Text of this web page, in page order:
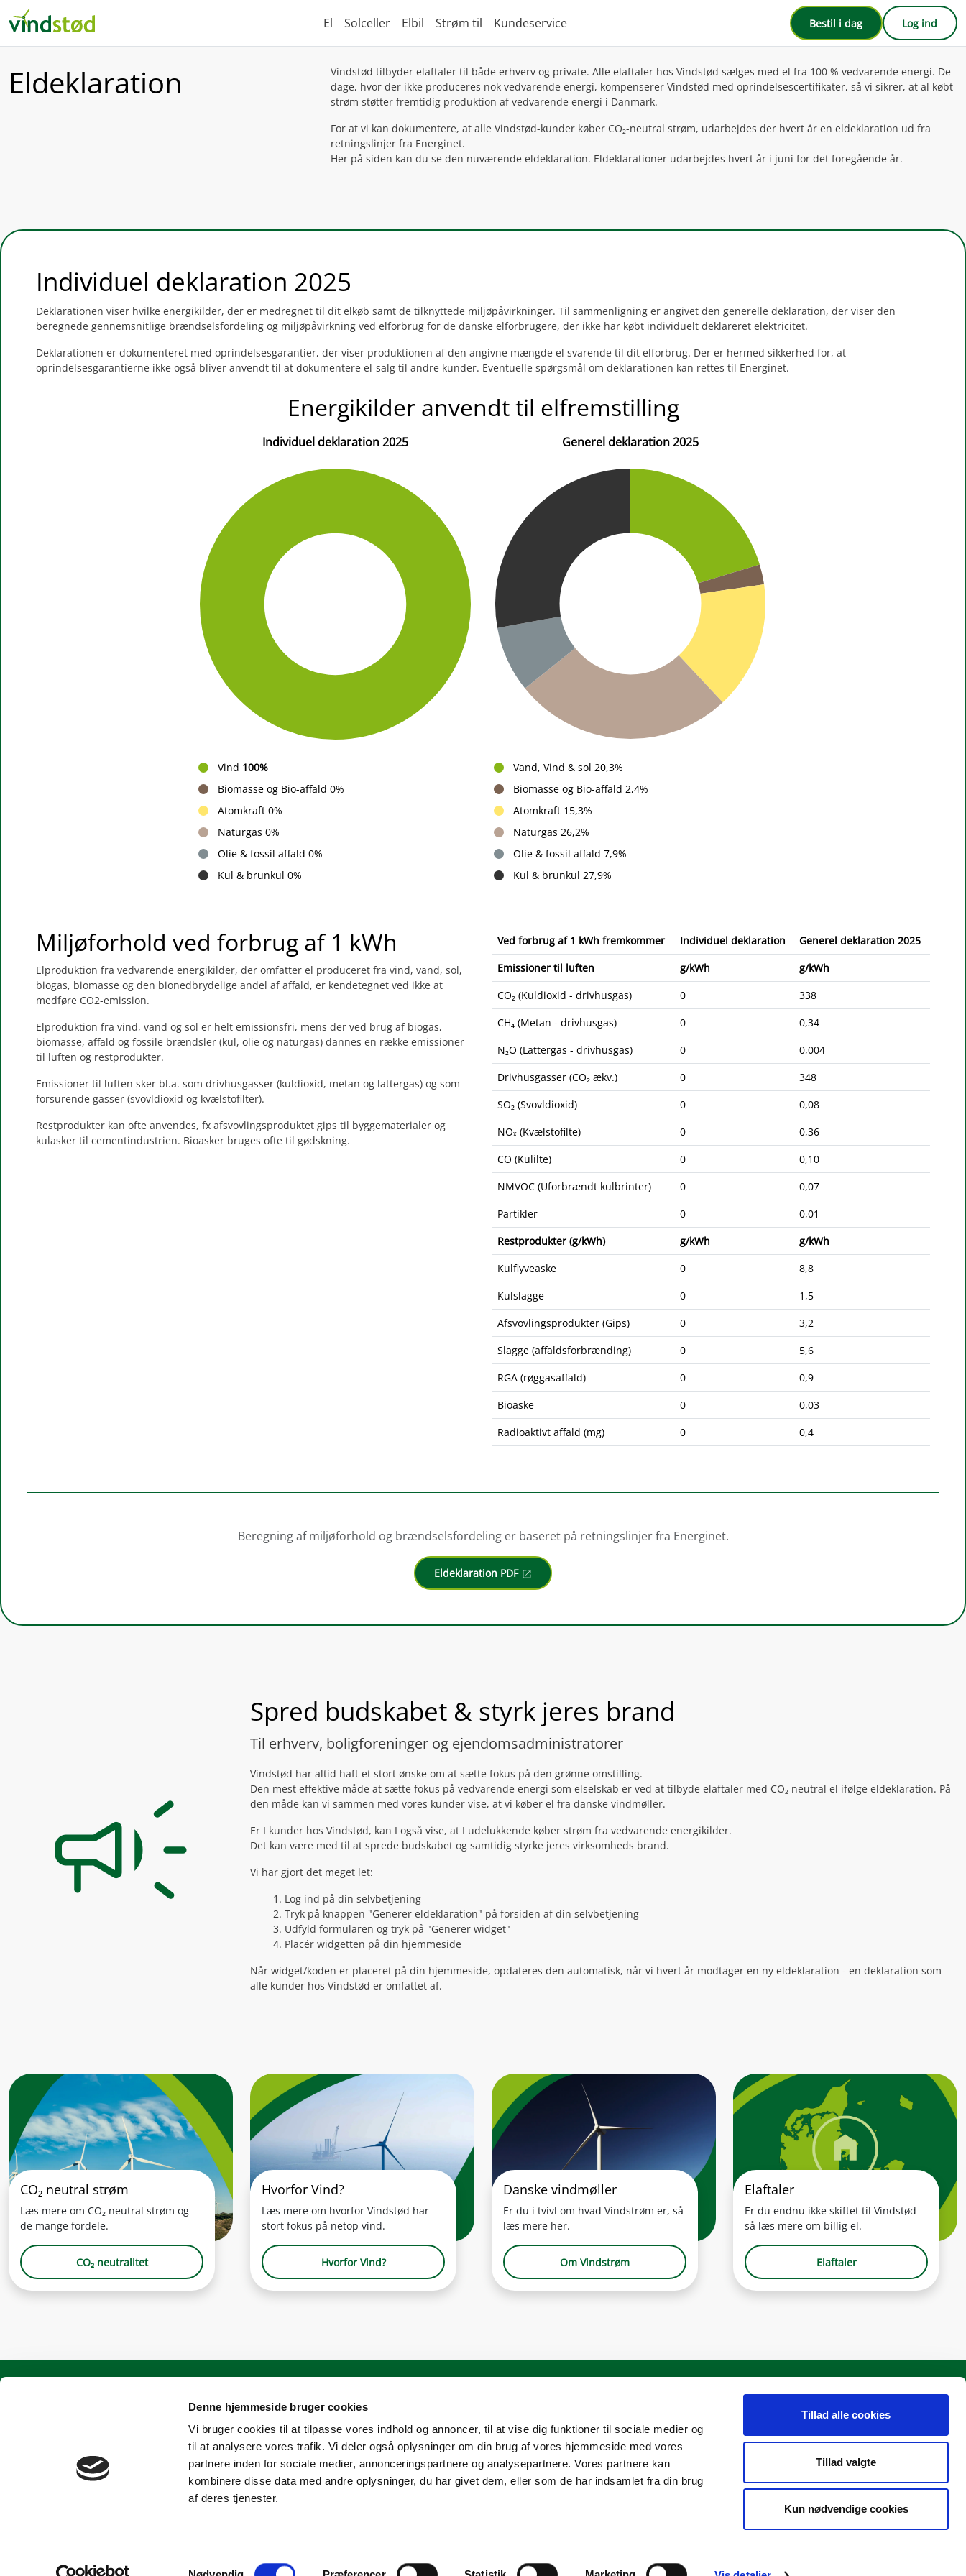
Denne hjemmeside bruger cookies
Vi bruger cookies til at tilpasse vores indhold og annoncer, til at vise dig funktioner til sociale medier og
til at analysere vores trafik. Vi deler også oplysninger om din brug af vores hjemmeside med vores
partnere inden for sociale medier, annonceringspartnere og analysepartnere. Vores partnere kan
kombinere disse data med andre oplysninger, du har givet dem, eller som de har indsamlet fra din brug
af deres tjenester.
Samtykkevalg
Tillad alle cookies
Tillad valgte
Kun nødvendige cookies
El Solceller Elbil Strøm til Kundeservice Bestil i dag Log ind
Eldeklaration
Vindstød tilbyder elaftaler til både erhverv og private. Alle elaftaler hos Vindstød sælges med el fra 100 % vedvarende energi. De
dage, hvor der ikke produceres nok vedvarende energi, kompenserer Vindstød med oprindelsescertifikater, så vi sikrer, at al købt
strøm støtter fremtidig produktion af vedvarende energi i Danmark.
For at vi kan dokumentere, at alle Vindstød-kunder køber CO₂-neutral strøm, udarbejdes der hvert år en eldeklaration ud fra
retningslinjer fra Energinet.
Her på siden kan du se den nuværende eldeklaration. Eldeklarationer udarbejdes hvert år i juni for det foregående år.
Individuel deklaration 2025
Deklarationen viser hvilke energikilder, der er medregnet til dit elkøb samt de tilknyttede miljøpåvirkninger. Til sammenligning er angivet den generelle deklaration, der viser den
beregnede gennemsnitlige brændselsfordeling og miljøpåvirkning ved elforbrug for de danske elforbrugere, der ikke har købt individuelt deklareret elektricitet.
Deklarationen er dokumenteret med oprindelsesgarantier, der viser produktionen af den angivne mængde el svarende til dit elforbrug. Der er hermed sikkerhed for, at
oprindelsesgarantierne ikke også bliver anvendt til at dokumentere el-salg til andre kunder. Eventuelle spørgsmål om deklarationen kan rettes til Energinet.
Energikilder anvendt til elfremstilling
Individuel deklaration 2025 Generel deklaration 2025
Vind 100%
Biomasse og Bio-affald 0%
Atomkraft 0%
Naturgas 0%
Olie & fossil affald 0%
Kul & brunkul 0%
Vand, Vind & sol 20,3%
Biomasse og Bio-affald 2,4%
Atomkraft 15,3%
Naturgas 26,2%
Olie & fossil affald 7,9%
Kul & brunkul 27,9%
Miljøforhold ved forbrug af 1 kWh
Elproduktion fra vedvarende energikilder, der omfatter el produceret fra vind, vand, sol,
biogas, biomasse og den bionedbrydelige andel af affald, er kendetegnet ved ikke at
medføre CO2-emission.
Elproduktion fra vind, vand og sol er helt emissionsfri, mens der ved brug af biogas,
biomasse, affald og fossile brændsler (kul, olie og naturgas) dannes en række emissioner
til luften og restprodukter.
Emissioner til luften sker bl.a. som drivhusgasser (kuldioxid, metan og lattergas) og som
forsurende gasser (svovldioxid og kvælstofilter).
Restprodukter kan ofte anvendes, fx afsvovlingsproduktet gips til byggematerialer og
kulasker til cementindustrien. Bioasker bruges ofte til gødskning.
Ved forbrug af 1 kWh fremkommer Individuel deklaration
Generel deklaration 2025
Emissioner til luften
g/kWh
g/kWh
CO₂ (Kuldioxid - drivhusgas)
0
338
CH₄ (Metan - drivhusgas)
0
0,34
N₂O (Lattergas - drivhusgas)
0
0,004
Drivhusgasser (CO₂ ækv.)
0
348
SO₂ (Svovldioxid)
0
0,08
NOₓ (Kvælstofilte)
0
0,36
CO (Kulilte)
0
0,10
NMVOC (Uforbrændt kulbrinter)
0
0,07
Partikler
0
0,01
Restprodukter (g/kWh)
g/kWh
g/kWh
Kulflyveaske
0
8,8
Kulslagge
0
1,5
Afsvovlingsprodukter (Gips)
0
3,2
Slagge (affaldsforbrænding)
0
5,6
RGA (røggasaffald)
0
0,9
Bioaske
0
0,03
Radioaktivt affald (mg)
0 0,4
Beregning af miljøforhold og brændselsfordeling er baseret på retningslinjer fra Energinet.
Eldeklaration PDF open_in_new
campaign
Spred budskabet & styrk jeres brand
Til erhverv, boligforeninger og ejendomsadministratorer
Vindstød har altid haft et stort ønske om at sætte fokus på den grønne omstilling.
Den mest effektive måde at sætte fokus på vedvarende energi som elselskab er ved at tilbyde elaftaler med CO₂ neutral el ifølge eldeklaration. På
den måde kan vi sammen med vores kunder vise, at vi køber el fra danske vindmøller.
Er I kunder hos Vindstød, kan I også vise, at I udelukkende køber strøm fra vedvarende energikilder.
Det kan være med til at sprede budskabet og samtidig styrke jeres virksomheds brand.
Vi har gjort det meget let:
Log ind på din selvbetjening
Tryk på knappen "Generer eldeklaration" på forsiden af din selvbetjening
Udfyld formularen og tryk på "Generer widget"
Placér widgetten på din hjemmeside
Når widget/koden er placeret på din hjemmeside, opdateres den automatisk, når vi hvert år modtager en ny eldeklaration - en deklaration som
alle kunder hos Vindstød er omfattet af.
CO₂ neutral strøm
Læs mere om CO₂ neutral strøm og
de mange fordele.
CO₂ neutralitet
Hvorfor Vind?
Læs mere om hvorfor Vindstød har
stort fokus på netop vind.
Hvorfor Vind?
Danske vindmøller
Er du i tvivl om hvad Vindstrøm er, så
læs mere her.
Om Vindstrøm
Elaftaler
Er du endnu ikke skiftet til Vindstød
så læs mere om billig el.
Elaftaler
Forstå din elregning
Produkter
Skift elaftale
Sælg solcellestrøm
Køb ladeboks
Følg elpriser
Erhverv
Boligforening
Ejendomsadministrator
Vindstød A/S
CVR: 34045143